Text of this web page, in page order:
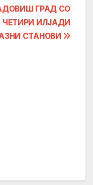
ГРАД СО
ЧЕТИРИ ИЛЈАДИ
СТАНОВИ